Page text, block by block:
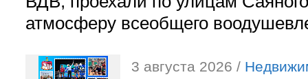
атмосферу всеобщего
3 августа 2026 /